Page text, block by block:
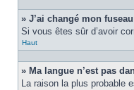
» J’ai changé mon
Si vous êtes sûr d’avoir
Haut
» Ma langue n’est pas
La raison la plus probable